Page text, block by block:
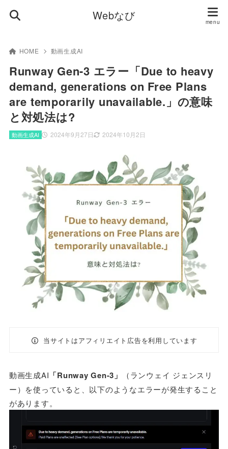
Webなび
HOME 動画生成AI
Runway Gen-3 エラー「Due to heavy
demand, generations on Free Plans
are temporarily unavailable.」の意味
と対処法は?
2024年9月27日 2024年10月2日
動画生成AI
当サイトはアフィリエイト広告を利用しています
動画生成AI 「Runway Gen-3」
（ランウェイ ジェンスリ
ー）を使っていると、以下のようなエラーが発生すること
があります。